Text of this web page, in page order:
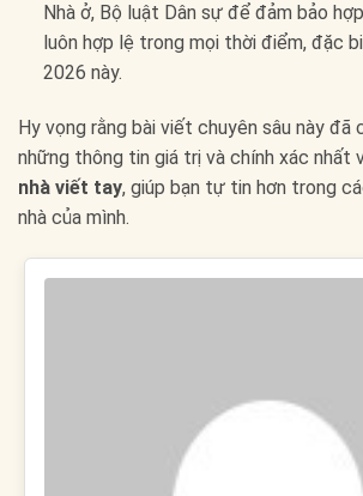
Nhà ở, Bộ luật Dân sự để đảm bảo
luôn hợp lệ trong mọi thời điểm, đặc
2026 này.
Hy vọng rằng bài viết chuyên sâu này đã
những thông tin giá trị và chính xác nhất
nhà viết tay, giúp bạn tự tin hơn trong
nhà của mình.